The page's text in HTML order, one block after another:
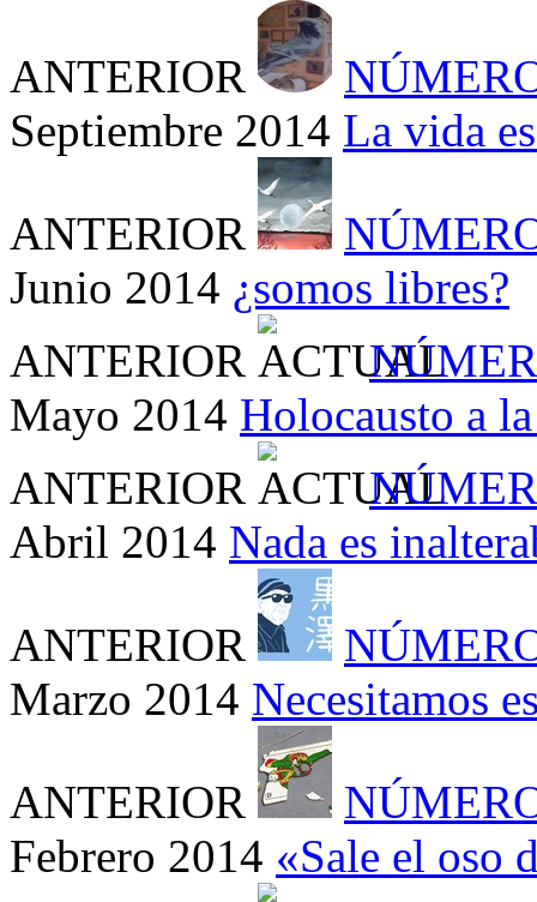
ANTERIOR
Septiembre 2014 La vida
ANTERIOR
Junio 2014 ¿somos libres?
ANTERIOR
Mayo 2014 Holocausto a
ANTERIOR
Abril 2014 Nada es
ANTERIOR
Marzo 2014 Necesitamos
ANTERIOR
Febrero 2014 «Sale el oso